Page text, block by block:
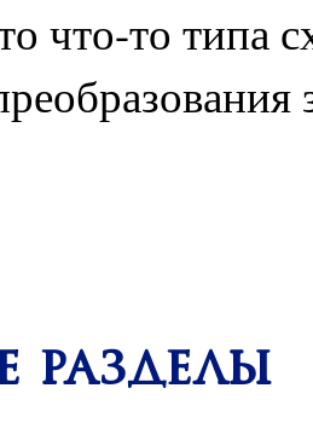
что-то типа
разделы